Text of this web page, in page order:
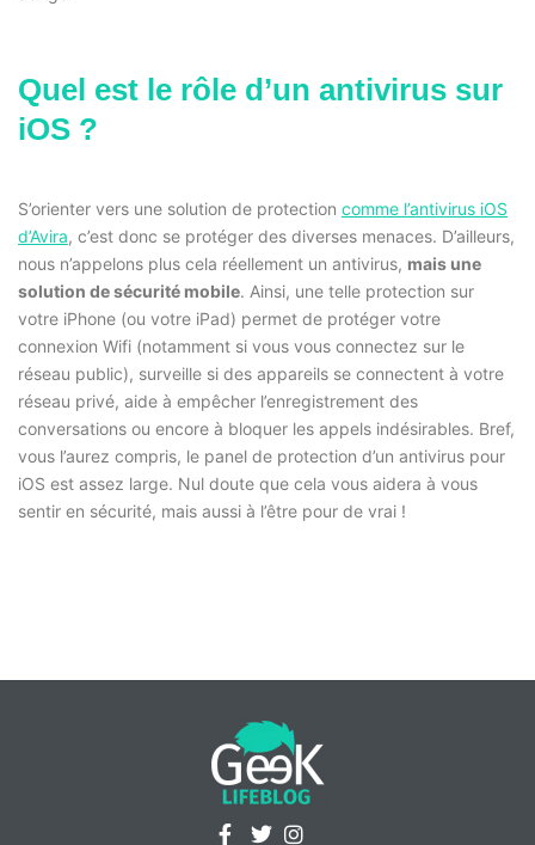
Quel est le rôle d’un antivirus sur
iOS ?
S’orienter vers une solution de protection comme l’antivirus iOS
d’Avira, c’est donc se protéger des diverses menaces. D’ailleurs,
nous n’appelons plus cela réellement un antivirus, mais une
solution de sécurité mobile. Ainsi, une telle protection sur
votre iPhone (ou votre iPad) permet de protéger votre
connexion Wifi (notamment si vous vous connectez sur le
réseau public), surveille si des appareils se connectent à votre
réseau privé, aide à empêcher l’enregistrement des
conversations ou encore à bloquer les appels indésirables. Bref,
vous l’aurez compris, le panel de protection d’un antivirus pour
iOS est assez large. Nul doute que cela vous aidera à vous
sentir en sécurité, mais aussi à l’être pour de vrai !